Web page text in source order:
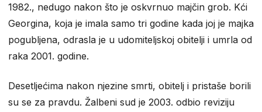
1982., nedugo nakon što je oskvrnuo majčin grob. Kći
Georgina, koja je imala samo tri godine kada joj je majka
pogubljena, odrasla je u udomiteljskoj obitelji i umrla od
raka 2001. godine.
Desetljećima nakon njezine smrti, obitelj i pristaše borili
su se za pravdu. Žalbeni sud je 2003. odbio reviziju